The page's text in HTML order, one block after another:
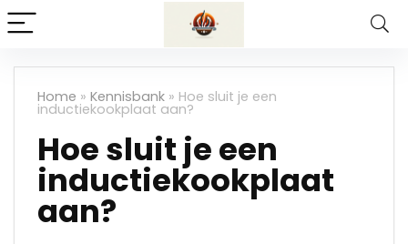
Home » Kennisbank » Hoe sluit je een
inductiekookplaat aan?
Hoe sluit je een
inductiekookplaat
aan?